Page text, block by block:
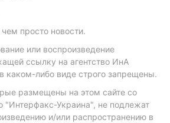
просто новости.
или воспроизведение
ссылку на агентство ИнА
в каком-либо виде строго запрещены.
размещены на этом сайте со
"Интерфакс-Украина", не подлежат
и/или распространению в